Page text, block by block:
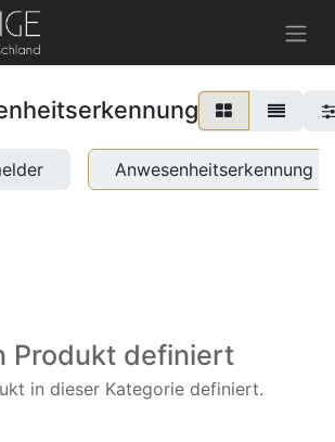
Anwesenheitserkennung
Produkt definiert
in dieser Kategorie definiert.